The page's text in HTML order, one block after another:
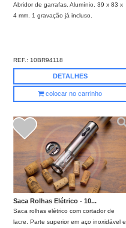
Abridor de garrafas. Alumínio. 39 x 83 x
4 mm. 1 gravação já incluso.
REF.: 10BR94118
DETALHES
colocar no carrinho
Saca Rolhas Elétrico - 10...
Saca rolhas elétrico com cortador de
lacre. Parte superior em aço inoxidável e